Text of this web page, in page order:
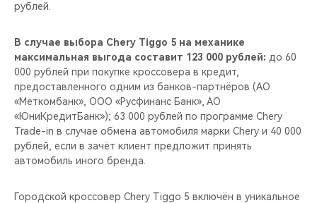
рублей.
В случае выбора Chery Tiggo 5 на механике
максимальная выгода составит 123 000 рублей: до 60
000 рублей при покупке кроссовера в кредит,
предоставленного одним из банков-партнёров (АО
«Меткомбанк», ООО «Русфинанс Банк», АО
«ЮниКредитБанк»); 63 000 рублей по программе Chery
Trade-in в случае обмена автомобиля марки Chery и 40 000
рублей, если в зачёт клиент предложит принять
автомобиль иного бренда.
Городской кроссовер Chery Tiggo 5 включён в уникальное